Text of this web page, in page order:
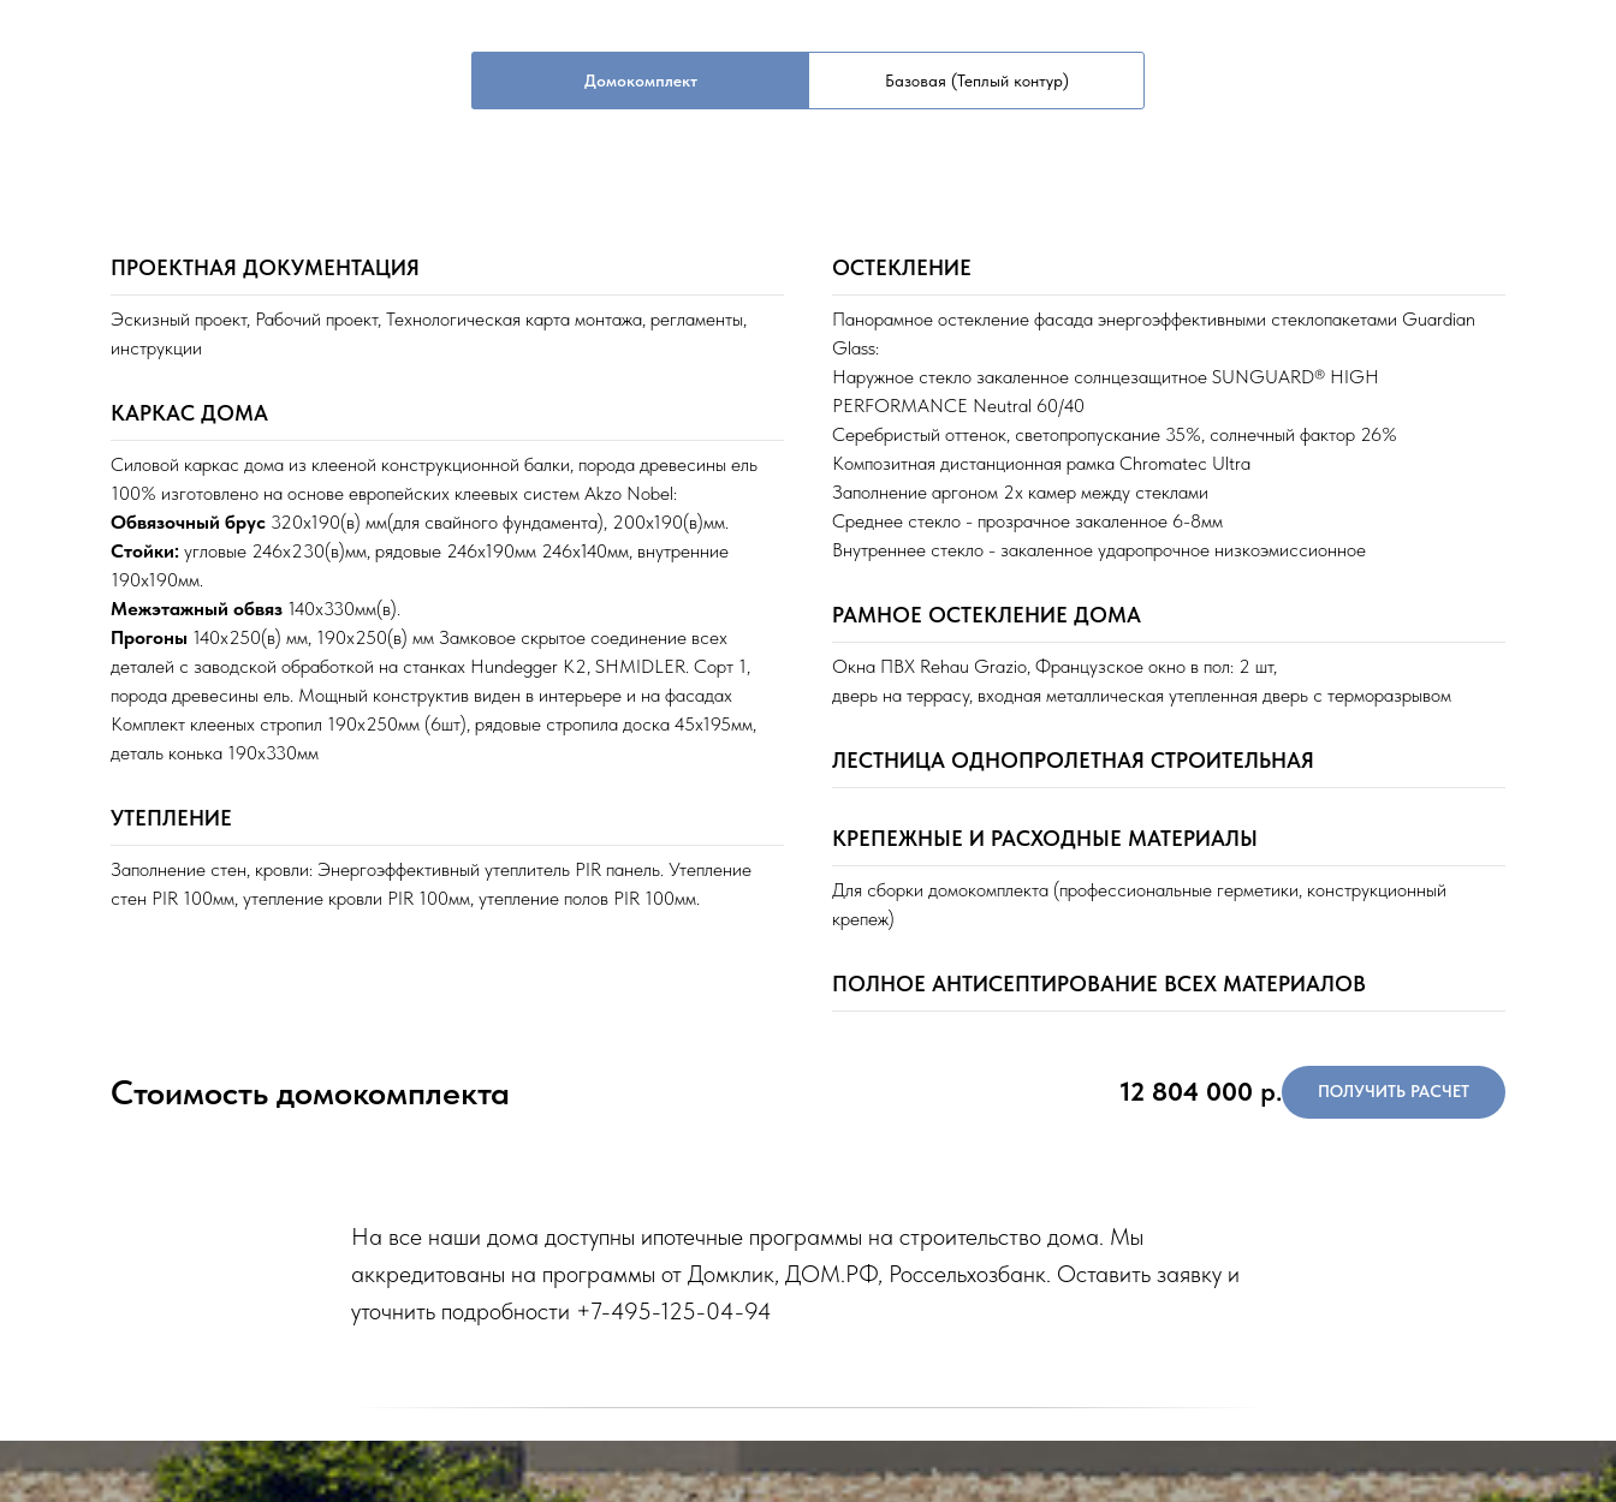
Домокомплект Базовая (Теплый контур)
ПРОЕКТНАЯ ДОКУМЕНТАЦИЯ
Эскизный проект, Рабочий проект, Технологическая карта монтажа, регламенты,
инструкции
КАРКАС ДОМА
Силовой каркас дома из клееной конструкционной балки, порода древесины ель
100% изготовлено на основе европейских клеевых систем Akzo Nobel:
Обвязочный брус 320х190(в) мм(для свайного фундамента), 200х190(в)мм.
Стойки: угловые 246х230(в)мм, рядовые 246х190мм 246х140мм, внутренние
190х190мм.
Межэтажный обвяз 140х330мм(в).
Прогоны 140х250(в) мм, 190х250(в) мм Замковое скрытое соединение всех
деталей с заводской обработкой на станках Hundegger K2, SHMIDLER. Сорт 1,
порода древесины ель. Мощный конструктив виден в интерьере и на фасадах
Комплект клееных стропил 190х250мм (6шт), рядовые стропила доска 45х195мм,
деталь конька 190х330мм
УТЕПЛЕНИЕ
Заполнение стен, кровли: Энергоэффективный утеплитель PIR панель. Утепление
стен PIR 100мм, утепление кровли PIR 100мм, утепление полов PIR 100мм.
ОСТЕКЛЕНИЕ
Панорамное остекление фасада энергоэффективными стеклопакетами Guardian
Glass:
Наружное стекло закаленное солнцезащитное SUNGUARD® HIGH
PERFORMANCE Neutral 60/40
Серебристый оттенок, светопропускание 35%, солнечный фактор 26%
Композитная дистанционная рамка Chromatec Ultra
Заполнение аргоном 2х камер между стеклами
Среднее стекло - прозрачное закаленное 6-8мм
Внутреннее стекло - закаленное ударопрочное низкоэмиссионное
РАМНОЕ ОСТЕКЛЕНИЕ ДОМА
Окна ПВХ Rehau Grazio, Французское окно в пол: 2 шт,
дверь на террасу, входная металлическая утепленная дверь с терморазрывом
ЛЕСТНИЦА ОДНОПРОЛЕТНАЯ СТРОИТЕЛЬНАЯ
КРЕПЕЖНЫЕ И РАСХОДНЫЕ МАТЕРИАЛЫ
Для сборки домокомплекта (профессиональные герметики, конструкционный
крепеж)
ПОЛНОЕ АНТИСЕПТИРОВАНИЕ ВСЕХ МАТЕРИАЛОВ
Стоимость домокомплекта 12 804 000 р. ПОЛУЧИТЬ РАСЧЕТ
На все наши дома доступны ипотечные программы на строительство дома. Мы
аккредитованы на программы от Домклик, ДОМ.РФ, Россельхозбанк. Оставить заявку и
уточнить подробности +7-495-125-04-94